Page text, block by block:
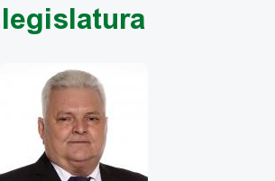
legislatura